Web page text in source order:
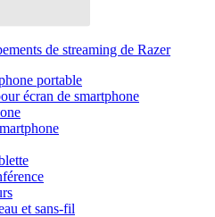
de streaming de Razer
portable
écran de smartphone
et sans-fil